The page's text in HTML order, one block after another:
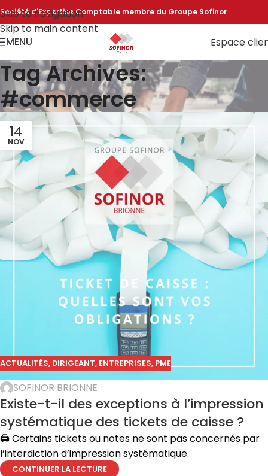
Skip to navigation
Skip to main content
Société d'Expertise Comptable membre du Groupe Sofinor
MENU Espace
Tag Archives:
#commerce
14
NOV
ACTUALITÉS, DIRIGEANT, ENTREPRISES, PME
SOFINOR BRIONNE
Existe-t-il des exceptions à l’impression
systématique des tickets de caisse ?
🖨️ Certains tickets ou notes ne sont pas concernés par
l’interdiction d’impression systématique.
CONTINUER LA LECTURE